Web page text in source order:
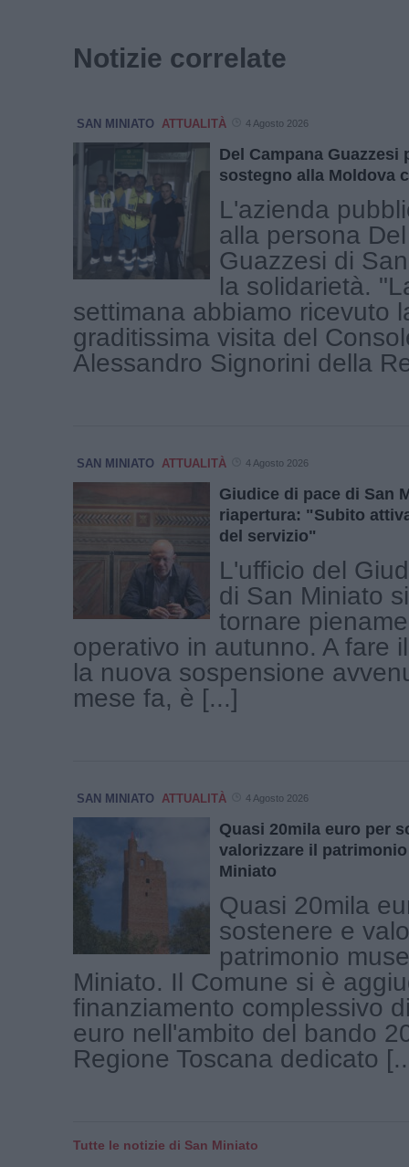
Notizie correlate
SAN MINIATO ATTUALITÀ 4 Agosto 2026
Del Campana
sostegno alla Moldova
L'azienda
alla persona
Guazzesi di
la solidarietà.
settimana abbiamo ricevuto
graditissima visita del
Alessandro Signorini della
SAN MINIATO ATTUALITÀ 4 Agosto 2026
Giudice di pace di San
riapertura: "Subito
del servizio"
L'ufficio del
di San Miniato
tornare
operativo in autunno. A fare
la nuova sospensione
mese fa, è [...]
SAN MINIATO ATTUALITÀ 4 Agosto 2026
Quasi 20mila euro per
valorizzare il
Miniato
Quasi 20mila
sostenere e
patrimonio
Miniato. Il Comune si è
finanziamento complessivo
euro nell'ambito del bando
Regione Toscana dedicato
Tutte le notizie di San Miniato